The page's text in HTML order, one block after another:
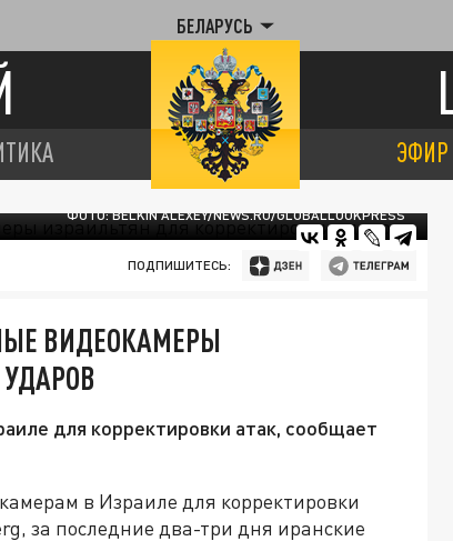
БЕЛАРУСЬ
ЭФИР
ФОТО: BELKIN ALEXEY/NEWS.RU/GLOBALLOOKPRESS
ПОДПИШИТЕСЬ:
ВИДЕОКАМЕРЫ
для корректировки атак, сообщает
в Израиле для корректировки
за последние два-три дня иранские